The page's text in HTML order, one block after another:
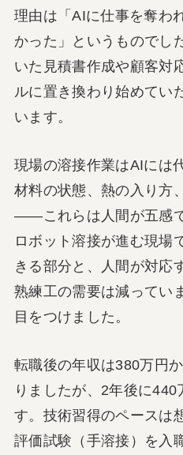
理由は「AIに仕事を奪わ
かった」というものでし
いた見積書作成や顧客対
ルに置き換わり始めてい
います。
現場の溶接作業はAIには
材料の状態、熱の入り方
——これらは人間が五感
ロボット溶接が進む現場
きる部分と、人間が対応
熟練工の需要は減ってい
目をつけました。
転職後の年収は380万円
りましたが、2年後に440
す。技術習得のペースは
評価試験（手溶接）を入